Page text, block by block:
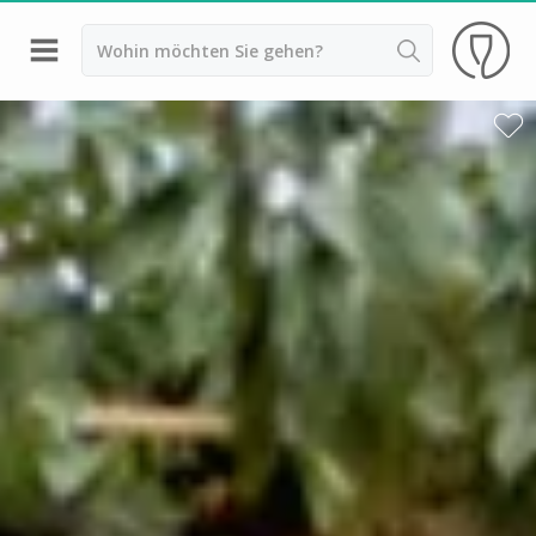
Zurück
Weingüter & Weinprobe Aix en Provence
Weingüter & Weinprobe Bandol
Weingüter & Weinprobe Marseille
Weingüter & Weinprobe Nizza
Weingüter & Weinprobe Var
Weingüter & Weinprobe Cassis
Weingüter & Weinprobe Saint Tropez
Weingüter & Weinprobe Bordeaux
Weingüter & Weinprobe Beaujolais